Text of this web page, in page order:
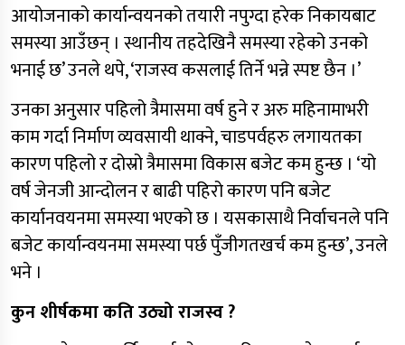
आयोजनाको कार्यान्वयनको तयारी नपुग्दा हरेक निकायबाट
समस्या आउँछन् । स्थानीय तहदेखिनै समस्या रहेको उनको
भनाई छ’ उनले थपे, ‘राजस्व कसलाई तिर्ने भन्ने स्पष्ट छैन ।’
उनका अनुसार पहिलो त्रैमासमा वर्ष हुने र अरु महिनामाभरी
काम गर्दा निर्माण व्यवसायी थाक्ने, चाडपर्वहरु लगायतका
कारण पहिलो र दोस्रो त्रैमासमा विकास बजेट कम हुन्छ । ‘यो
वर्ष जेनजी आन्दोलन र बाढी पहिरो कारण पनि बजेट
कार्यानवयनमा समस्या भएको छ । यसकासाथै निर्वाचनले पनि
बजेट कार्यान्वयनमा समस्या पर्छ पुँजीगतखर्च कम हुन्छ’, उनले
भने ।
कुन शीर्षकमा कति उठ्यो राजस्व ?